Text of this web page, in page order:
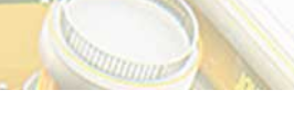
Контакт»